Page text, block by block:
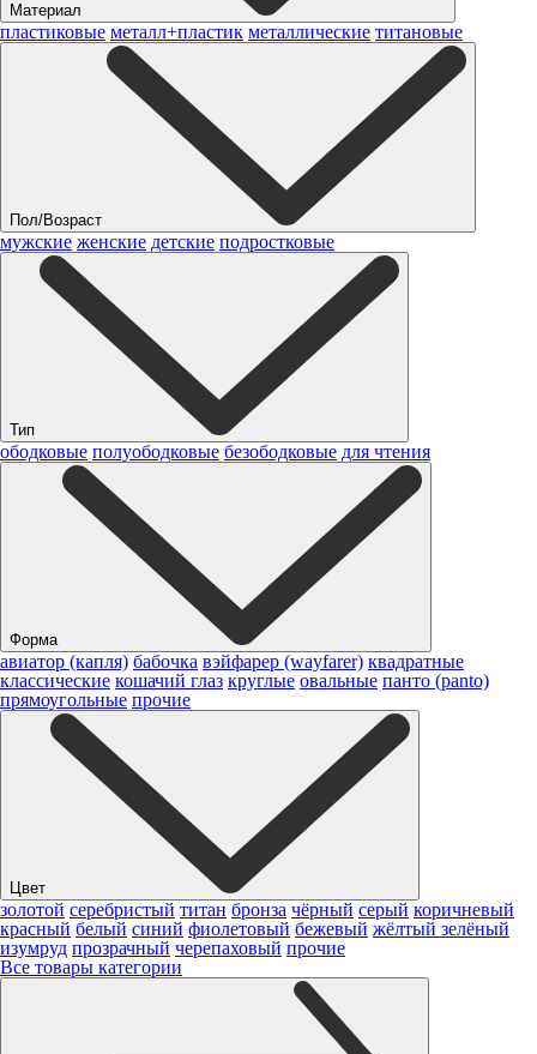
Материал
пластиковые металл+пластик металлические титановые
Пол/Возраст
мужские женские детские подростковые
Тип
ободковые полуободковые безободковые для чтения
Форма
авиатор (капля) бабочка вэйфарер (wayfarer) квадратные
классические кошачий глаз круглые овальные панто (panto)
прямоугольные прочие
Цвет
золотой серебристый титан бронза чёрный серый коричневый
красный белый синий фиолетовый бежевый жёлтый зелёный
изумруд прозрачный черепаховый прочие
Все товары категории